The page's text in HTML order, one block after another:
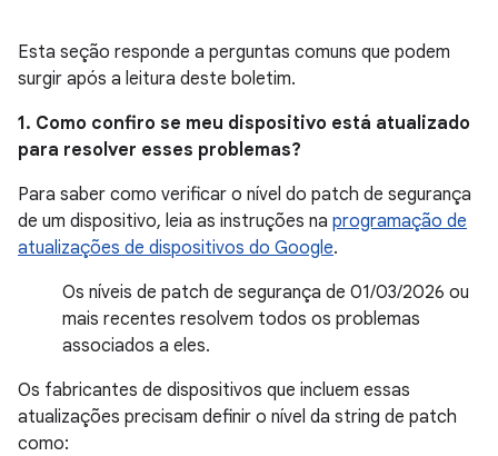
Esta seção responde a perguntas comuns que podem
surgir após a leitura deste boletim.
1. Como confiro se meu dispositivo está atualizado
para resolver esses problemas?
Para saber como verificar o nível do patch de segurança
de um dispositivo, leia as instruções na programação de
atualizações de dispositivos do Google.
Os níveis de patch de segurança de 01/03/2026 ou
mais recentes resolvem todos os problemas
associados a eles.
Os fabricantes de dispositivos que incluem essas
atualizações precisam definir o nível da string de patch
como: